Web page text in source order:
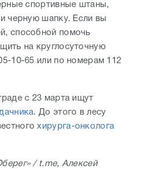
спортивные штаны,
черную шапку. Если вы
способной помочь
на круглосуточную
10-65 или по номерам 112
с 23 марта ищут
. До этого в лесу
хирурга-онколога
/ t.me, Алексей